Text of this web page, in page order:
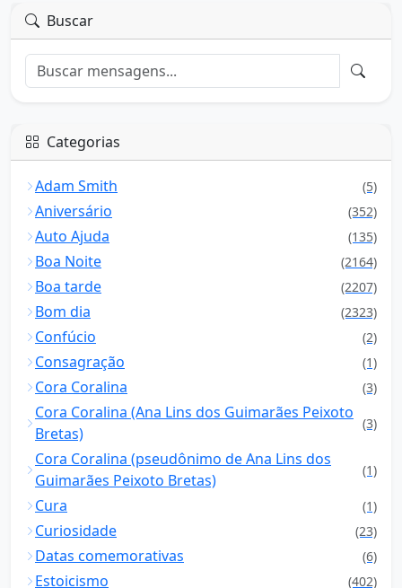
Buscar
Categorias
Adam Smith (5)
Aniversário (352)
Auto Ajuda (135)
Boa Noite (2164)
Boa tarde (2207)
Bom dia (2323)
Confúcio (2)
Consagração (1)
Cora Coralina (3)
Cora Coralina (Ana Lins dos Guimarães Peixoto
Bretas)
(3)
Cora Coralina (pseudônimo de Ana Lins dos
Guimarães Peixoto Bretas)
(1)
Cura (1)
Curiosidade (23)
Datas comemorativas (6)
Estoicismo (402)